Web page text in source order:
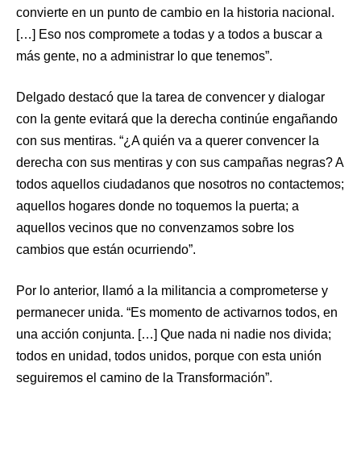
convierte en un punto de cambio en la historia nacional.
[…] Eso nos compromete a todas y a todos a buscar a
más gente, no a administrar lo que tenemos”.
Delgado destacó que la tarea de convencer y dialogar
con la gente evitará que la derecha continúe engañando
con sus mentiras. “¿A quién va a querer convencer la
derecha con sus mentiras y con sus campañas negras? A
todos aquellos ciudadanos que nosotros no contactemos;
aquellos hogares donde no toquemos la puerta; a
aquellos vecinos que no convenzamos sobre los
cambios que están ocurriendo”.
Por lo anterior, llamó a la militancia a comprometerse y
permanecer unida. “Es momento de activarnos todos, en
una acción conjunta. […] Que nada ni nadie nos divida;
todos en unidad, todos unidos, porque con esta unión
seguiremos el camino de la Transformación”.